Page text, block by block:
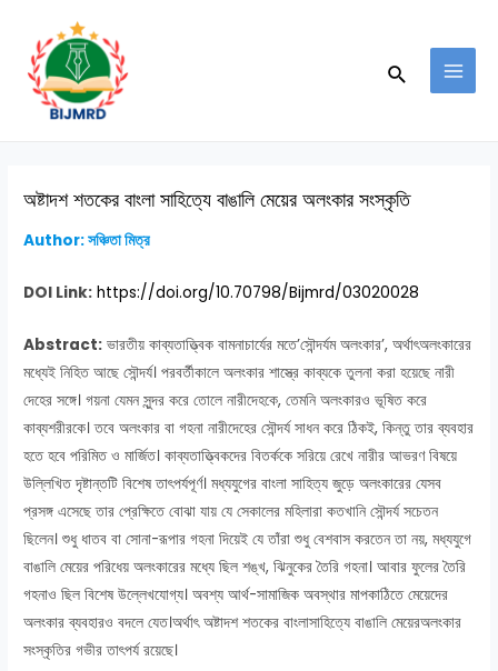
content
Search
অষ্টাদশ শতকের বাংলা সাহিত্যে বাঙালি মেয়ের অলংকার সংস্কৃতি
Author: সঞ্চিতা মিত্র
DOI Link: https://doi.org/10.70798/Bijmrd/03020028
Abstract: ভারতীয় কাব্যতাত্ত্বিক বামনাচার্যের মতে’সৌন্দর্যম অলংকার’, অর্থাৎঅলংকারের
মধ্যেই নিহিত আছে সৌন্দর্য। পরবর্তীকালে অলংকার শাস্ত্রে কাব্যকে তুলনা করা হয়েছে নারী
দেহের সঙ্গে। গয়না যেমন সুন্দর করে তোলে নারীদেহকে, তেমনি অলংকারও ভূষিত করে
কাব্যশরীরকে। তবে অলংকার বা গহনা নারীদেহের সৌন্দর্য সাধন করে ঠিকই, কিন্তু তার ব্যবহার
হতে হবে পরিমিত ও মার্জিত। কাব্যতাত্ত্বিকদের বিতর্ককে সরিয়ে রেখে নারীর আভরণ বিষয়ে
উল্লিখিত দৃষ্টান্তটি বিশেষ তাৎপর্যপূর্ণ। মধ্যযুগের বাংলা সাহিত্য জুড়ে অলংকারের যেসব
প্রসঙ্গ এসেছে তার প্রেক্ষিতে বোঝা যায় যে সেকালের মহিলারা কতখানি সৌন্দর্য সচেতন
ছিলেন। শুধু ধাতব বা সোনা-রূপার গহনা দিয়েই যে তাঁরা শুধু বেশবাস করতেন তা নয়, মধ্যযুগে
বাঙালি মেয়ের পরিধেয় অলংকারের মধ্যে ছিল শঙ্খ, ঝিনুকের তৈরি গহনা। আবার ফুলের তৈরি
গহনাও ছিল বিশেষ উল্লেখযোগ্য। অবশ্য আর্থ-সামাজিক অবস্থার মাপকাঠিতে মেয়েদের
অলংকার ব্যবহারও বদলে যেত।অর্থাৎ অষ্টাদশ শতকের বাংলাসাহিত্যে বাঙালি মেয়েরঅলংকার
সংস্কৃতির গভীর তাৎপর্য রয়েছে।
navigation